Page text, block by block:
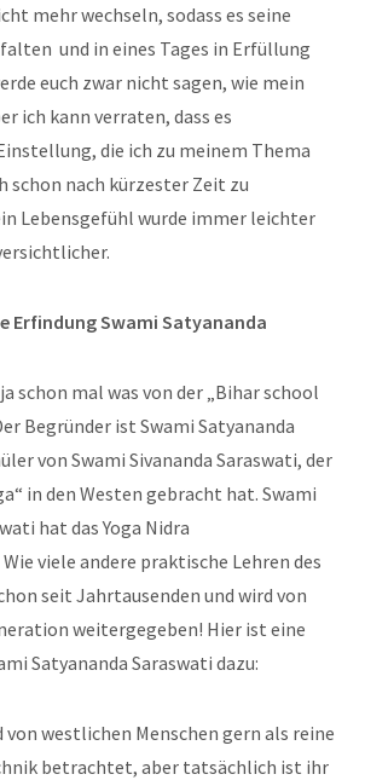
mehr wechseln, sodass es seine
und in eines Tages in Erfüllung
euch zwar nicht sagen, wie mein
ich kann verraten, dass es
die ich zu meinem Thema
schon nach kürzester Zeit zu
Lebensgefühl wurde immer leichter
Erfindung Swami Satyananda
schon mal was von der „Bihar school
Begründer ist Swami Satyananda
von Swami Sivananda Saraswati, der
in den Westen gebracht hat. Swami
hat das Yoga Nidra
viele andere praktische Lehren des
seit Jahrtausenden und wird von
weitergegeben! Hier ist eine
Satyananda Saraswati dazu:
von westlichen Menschen gern als reine
betrachtet, aber tatsächlich ist ihr